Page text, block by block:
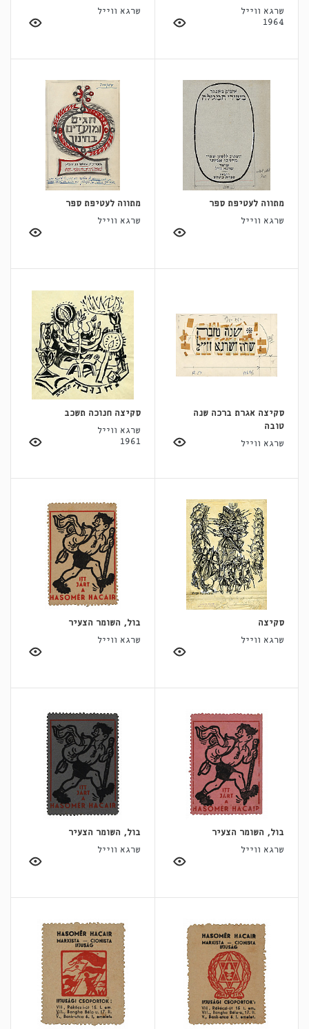
שרגא ווייל
1964
שרגא ווייל
מתווה לעטיפת ספר
שרגא ווייל
מתווה לעטיפת ספר
שרגא ווייל
סקיצה אגרת ברכה שנה
טובה
שרגא ווייל
סקיצה חנוכה תשכב
שרגא ווייל
1961
סקיצה
שרגא ווייל
בול, השומר הצעיר
שרגא ווייל
בול, השומר הצעיר
שרגא ווייל
בול, השומר הצעיר
שרגא ווייל